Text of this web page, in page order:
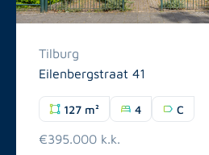
Tilburg
Eilenbergstraat 41
127 m² 4 C
€395.000 k.k.